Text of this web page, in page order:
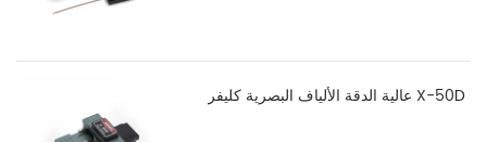
عالية الدقة الألياف البصرية كليفر X-50D